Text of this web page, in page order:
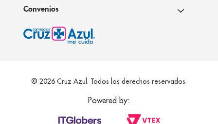
Convenios
© 2026 Cruz Azul. Todos los derechos reservados.
Powered by: